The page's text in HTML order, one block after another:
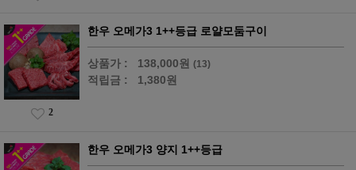
한우 오메가3 1++등급 로얄모둠구이
상품가 : 138,000원 (13)
적립금 : 1,380원
2
한우 오메가3 양지 1++등급